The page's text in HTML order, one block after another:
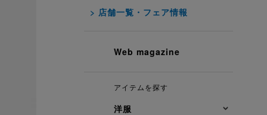
> 店舗一覧・フェア情報
Web magazine
アイテムを探す
洋服